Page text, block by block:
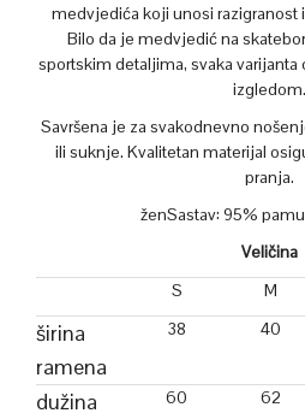
medvjedića koji unosi razigranost
Bilo da je medvjedić na
sportskim detaljima, svaka
izgledom.
Savršena je za svakodnevno
ili suknje. Kvalitetan materijal
pranja.
ženSastav: 95%
Veličina
S
M
širina
ramena
38 40
dužina
60 62